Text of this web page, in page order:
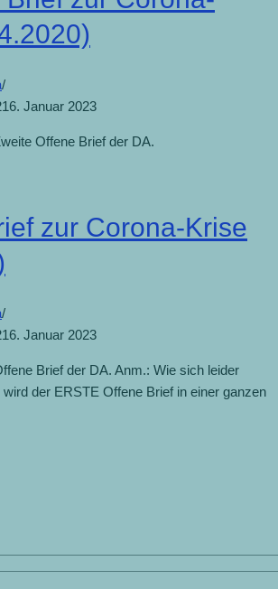
16. Januar 2023
Offene Brief der DA.
zur Corona-Krise
16. Januar 2023
Brief der DA. Anm.: Wie sich leider
der ERSTE Offene Brief in einer ganzen